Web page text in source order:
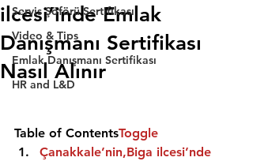
Servis Şöförü Sertifikası
Video & Tips
Emlak Danışmanı Sertifikası
HR and L&D
ilcesi’inde Emlak
Danışmanı Sertifikası
Nasıl Alınır
Table of ContentsToggle
Çanakkale’nin,Biga ilcesi’nde